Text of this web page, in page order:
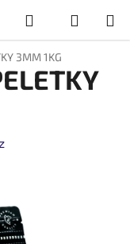
Keresés
3MM 1KG